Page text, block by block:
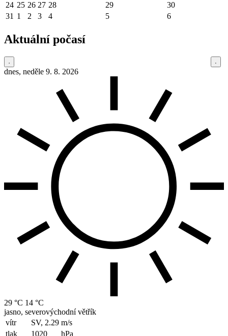
24 25 26 27 28 29
30
31 1 2 3 4 5 6
Aktuální počasí
dnes, neděle 9. 8. 2026
29 °C 14 °C
jasno, severovýchodní větřík
vítr
SV, 2.29 m/s
tlak
1020 hPa